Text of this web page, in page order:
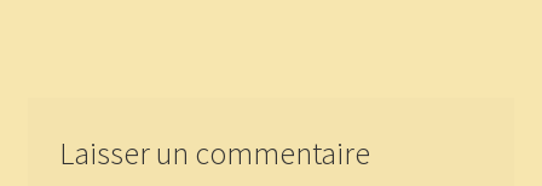
Laisser un commentaire